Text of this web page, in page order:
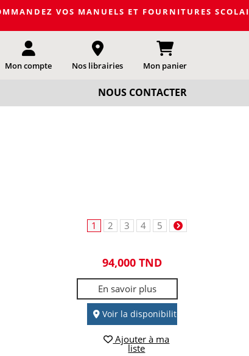
VOS MANUELS ET FOURNITURES
Mon compte Nos librairies Mon panier
NOUS CONTACTER
1 2 3 4 5
94,000 TND
En savoir plus
Voir la disponibilité
Ajouter à ma
liste